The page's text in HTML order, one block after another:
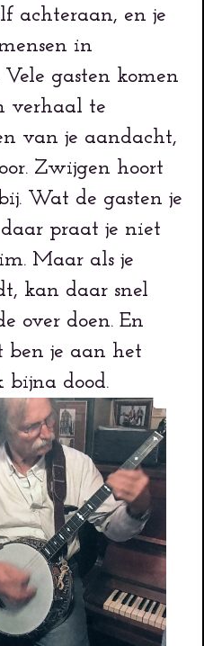
achteraan, en je
in
gasten komen
verhaal te
van je aandacht,
Zwijgen hoort
Wat de gasten je
praat je niet
Maar als je
kan daar snel
over doen. En
ben je aan het
bijna dood.